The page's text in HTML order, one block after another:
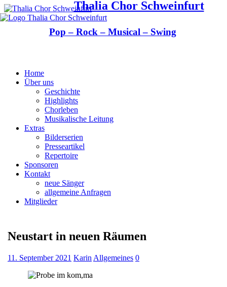
Thalia Chor Schweinfurt
Pop – Rock – Musical – Swing
Home
Über uns
Geschichte
Highlights
Chorleben
Musikalische Leitung
Extras
Bilderserien
Presseartikel
Repertoire
Sponsoren
Kontakt
neue Sänger
allgemeine Anfragen
Mitglieder
Neustart in neuen Räumen
11. September 2021 Karin Allgemeines 0